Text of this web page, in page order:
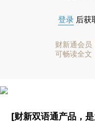
登录 后获
财新通会员
可畅读全文
[财新双语通产品，